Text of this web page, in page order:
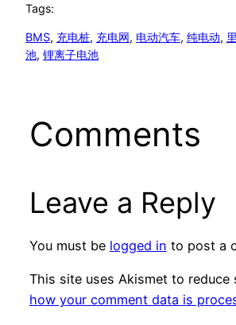
Tags:
BMS, 充电桩, 充电网, 电动汽车, 纯电动,
池, 锂离子电池
Comments
Leave a Reply
You must be logged in to post a
This site uses Akismet to reduce
how your comment data is